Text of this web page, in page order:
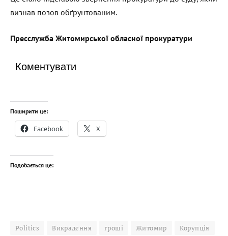
визнав позов обґрунтованим.
Пресслужба Житомирської обласної прокуратури
Коментувати
Поширити це:
Facebook X
Подобається це:
Politics Викрадення гроші Житомир
Корупція